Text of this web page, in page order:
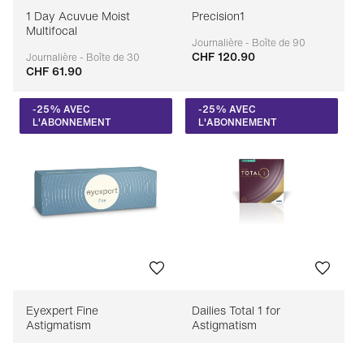
1 Day Acuvue Moist
Multifocal
Journalière - Boîte de 30
Adaptable
CHF 61.90
Precision1
Journalière - Boîte de 90
Adaptable
CHF 120.90
-25% AVEC
L'ABONNEMENT
Eyexpert Fine
Astigmatism
-25% AVEC
L'ABONNEMENT
Dailies Total 1 for
Astigmatism